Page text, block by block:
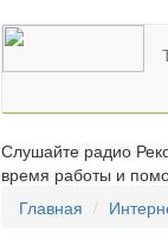
Слушайте радио
время работы и
Главная